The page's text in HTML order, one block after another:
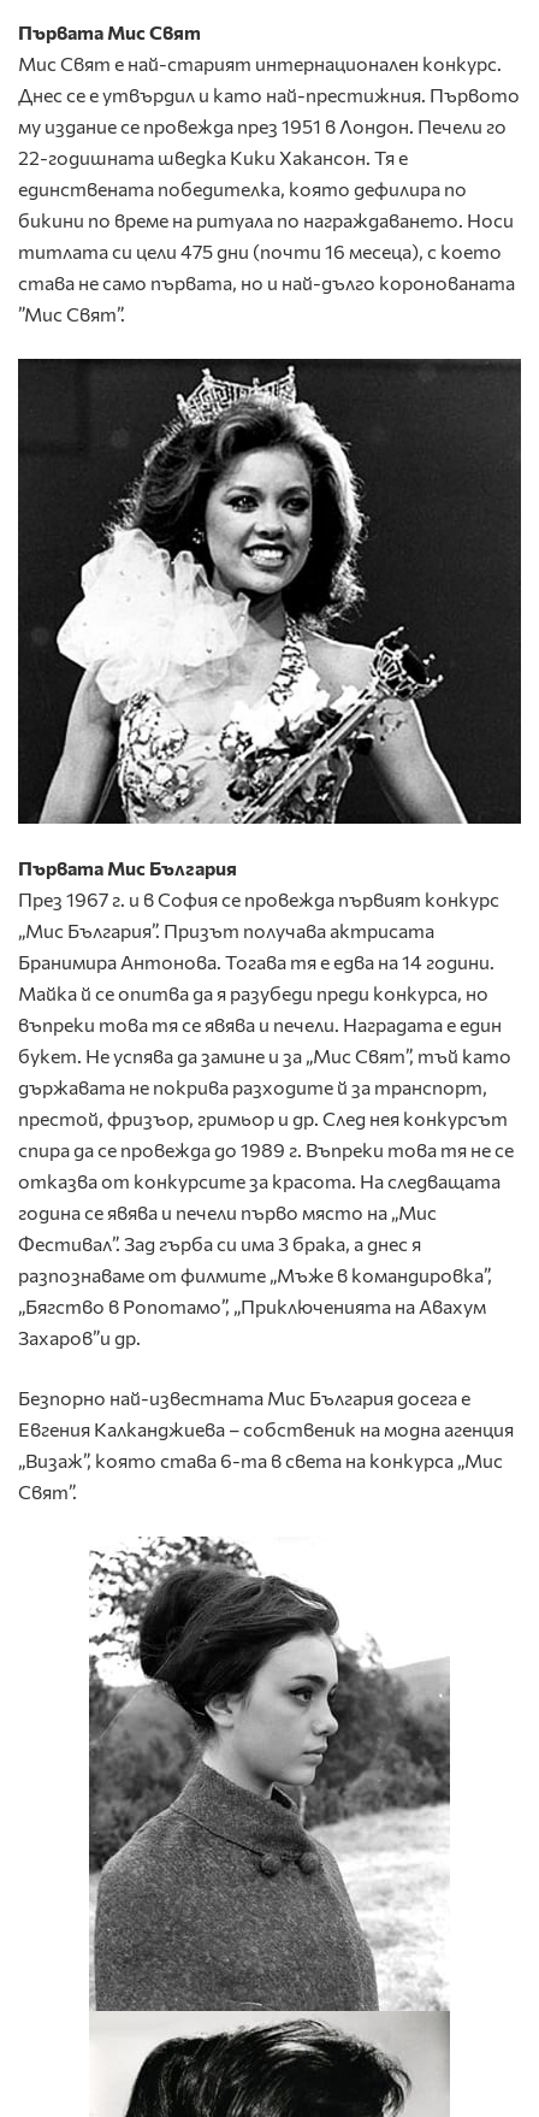
Първата Мис Свят
Мис Свят е най-старият интернационален конкурс.
Днес се е утвърдил и като най-престижния. Първото
му издание се провежда през 1951 в Лондон. Печели го
22-годишната шведка Кики Хакансон. Тя е
единствената победителка, която дефилира по
бикини по време на ритуала по награждаването. Носи
титлата си цели 475 дни (почти 16 месеца), с което
става не само първата, но и най-дълго коронованата
”Мис Свят”.
Първата Мис България
През 1967 г. и в София се провежда първият конкурс
„Мис България”. Призът получава актрисата
Бранимира Антонова. Тогава тя е едва на 14 години.
Майка й се опитва да я разубеди преди конкурса, но
въпреки това тя се явява и печели. Наградата е един
букет. Не успява да замине и за „Мис Свят”, тъй като
държавата не покрива разходите й за транспорт,
престой, фризъор, гримьор и др. След нея конкурсът
спира да се провежда до 1989 г. Въпреки това тя не се
отказва от конкурсите за красота. На следващата
година се явява и печели първо място на „Мис
Фестивал”. Зад гърба си има 3 брака, а днес я
разпознаваме от филмите „Мъже в командировка”,
„Бягство в Ропотамо”, „Приключенията на Авахум
Захаров”и др.
Безпорно най-известната Мис България досега е
Евгения Калканджиева – собственик на модна агенция
„Визаж”, която става 6-та в света на конкурса „Мис
Свят”.